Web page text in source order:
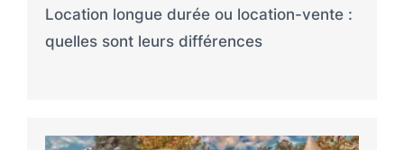
Location longue durée ou location-vente :
quelles sont leurs différences